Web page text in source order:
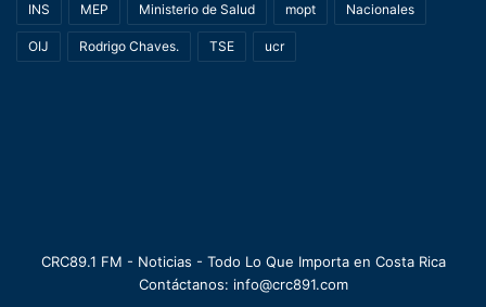
INS MEP Ministerio de Salud mopt Nacionales
OIJ Rodrigo Chaves. TSE ucr
CRC89.1 FM - Noticias - Todo Lo Que Importa en Costa Rica
Contáctanos: info@crc891.com